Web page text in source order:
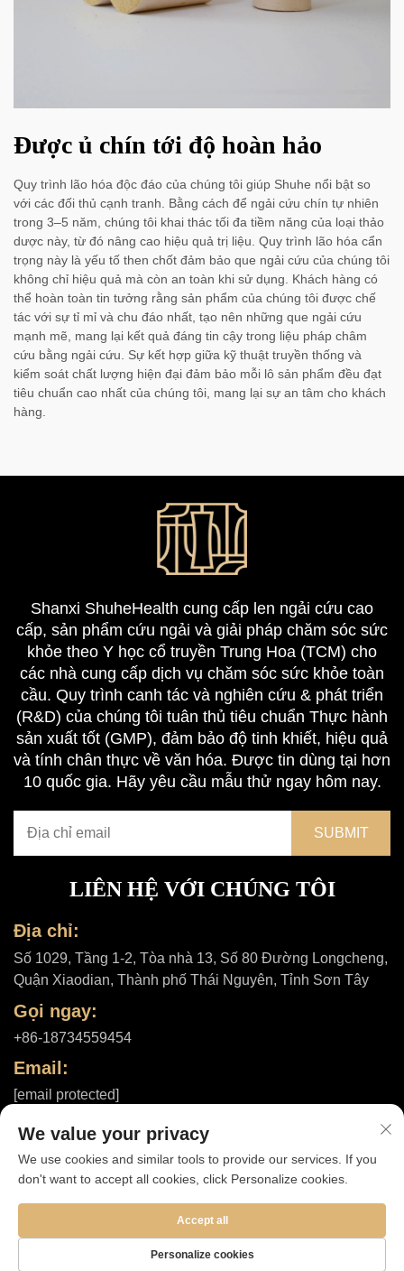
Được ủ chín tới độ hoàn hảo
Quy trình lão hóa độc đáo của chúng tôi giúp Shuhe nổi bật so
với các đối thủ cạnh tranh. Bằng cách để ngải cứu chín tự nhiên
trong 3–5 năm, chúng tôi khai thác tối đa tiềm năng của loại thảo
dược này, từ đó nâng cao hiệu quả trị liệu. Quy trình lão hóa cẩn
trọng này là yếu tố then chốt đảm bảo que ngải cứu của chúng tôi
không chỉ hiệu quả mà còn an toàn khi sử dụng. Khách hàng có
thể hoàn toàn tin tưởng rằng sản phẩm của chúng tôi được chế
tác với sự tỉ mỉ và chu đáo nhất, tạo nên những que ngải cứu
mạnh mẽ, mang lại kết quả đáng tin cậy trong liệu pháp châm
cứu bằng ngải cứu. Sự kết hợp giữa kỹ thuật truyền thống và
kiểm soát chất lượng hiện đại đảm bảo mỗi lô sản phẩm đều đạt
tiêu chuẩn cao nhất của chúng tôi, mang lại sự an tâm cho khách
hàng.
Shanxi ShuheHealth cung cấp len ngải cứu cao
cấp, sản phẩm cứu ngải và giải pháp chăm sóc sức
khỏe theo Y học cổ truyền Trung Hoa (TCM) cho
các nhà cung cấp dịch vụ chăm sóc sức khỏe toàn
cầu. Quy trình canh tác và nghiên cứu & phát triển
(R&D) của chúng tôi tuân thủ tiêu chuẩn Thực hành
sản xuất tốt (GMP), đảm bảo độ tinh khiết, hiệu quả
và tính chân thực về văn hóa. Được tin dùng tại hơn
10 quốc gia. Hãy yêu cầu mẫu thử ngay hôm nay.
LIÊN HỆ VỚI CHÚNG TÔI
Địa chỉ:
Số 1029, Tầng 1-2, Tòa nhà 13, Số 80 Đường Longcheng,
Quận Xiaodian, Thành phố Thái Nguyên, Tỉnh Sơn Tây
Gọi ngay:
+86-18734559454
Email:
[email protected]
Bản quyền © 2025 bởi Công ty TNHH Shanxi ShuheHealth |Chính
sách bảo mật
We value your privacy
We use cookies and similar tools to provide our services. If you
don't want to accept all cookies, click Personalize cookies.
Personalize cookies
Accept all